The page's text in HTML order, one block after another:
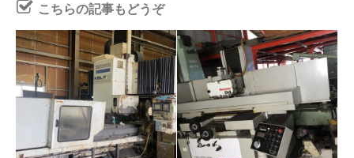
こちらの記事もどうぞ